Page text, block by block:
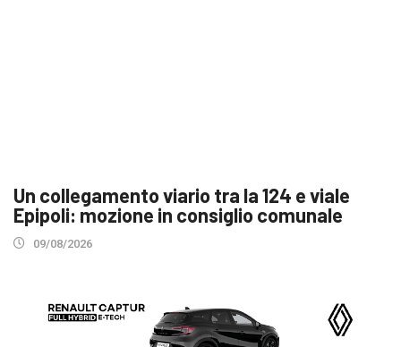
Un collegamento viario tra la 124 e viale
Epipoli: mozione in consiglio comunale
09/08/2026